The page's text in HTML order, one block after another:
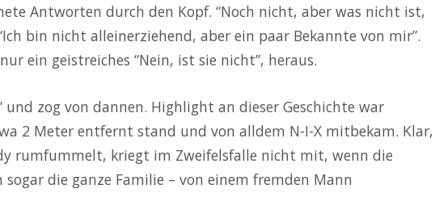
Antworten durch den Kopf. “Noch nicht, aber was nicht ist,
bin nicht alleinerziehend, aber ein paar Bekannte von mir”.
ein geistreiches “Nein, ist sie nicht”, heraus.
und zog von dannen. Highlight an dieser Geschichte war
2 Meter entfernt stand und von alldem N-I-X mitbekam. Klar,
rumfummelt, kriegt im Zweifelsfalle nicht mit, wenn die
sogar die ganze Familie – von einem fremden Mann